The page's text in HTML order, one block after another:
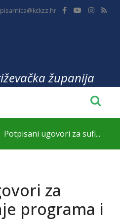
pisarnica@kckzz.hr
županija
Potpisani ugovori za sufi...
za
programa i